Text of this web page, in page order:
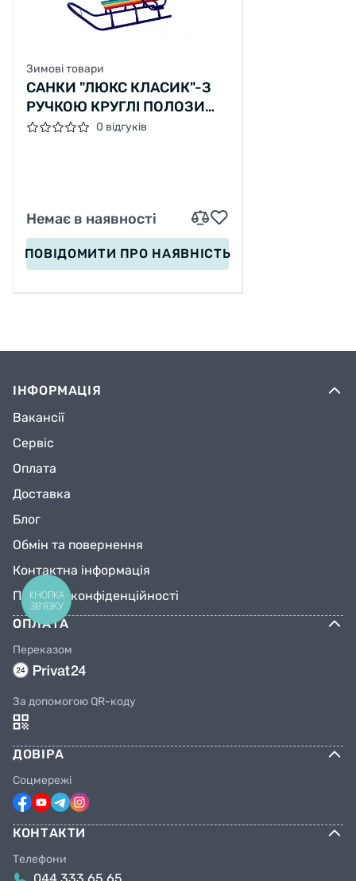
Зимові товари
САНКИ "ЛЮКС КЛАСИК"-З
РУЧКОЮ КРУГЛІ ПОЛОЗИ
КОЛІР СИНІЙ0 відгуків
Немає в наявності
ПОВІДОМИТИ ПРО НАЯВНІСТЬ
ІНФОРМАЦІЯ
Вакансії
Сервіс
Оплата
Доставка
Блог
Обмін та повернення
Контактна інформація
Політика конфіденційності
ОПЛАТА
Переказом
За допомогою QR-коду
ДОВІРА
Соцмережі
КОНТАКТИ
Телефони
КНОПКА
ЗВ'ЯЗКУ